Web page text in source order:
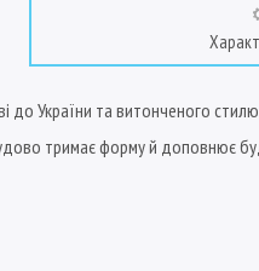
до України та витонченого
тримає форму й доповнює